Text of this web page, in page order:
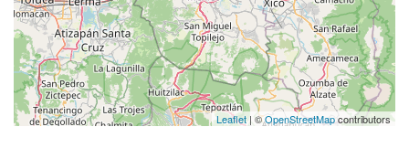
Leaflet | ©OpenStreetMapcontributors